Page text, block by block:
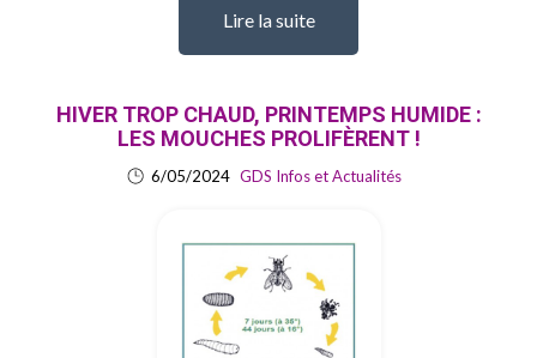
Lire la suite
HIVER TROP CHAUD, PRINTEMPS HUMIDE :
LES MOUCHES PROLIFÈRENT !
6/05/2024 GDS Infos et Actualités